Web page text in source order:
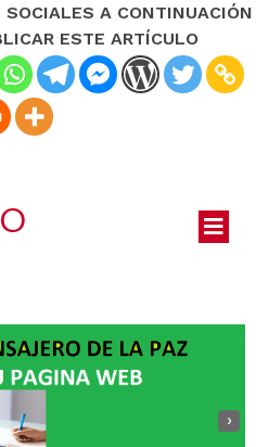
A CONTINUACIÓN
ESTE ARTÍCULO
›